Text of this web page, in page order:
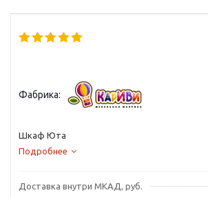
Фабрика:
Шкаф Юта
Подробнее
Доставка внутри МКАД, руб.